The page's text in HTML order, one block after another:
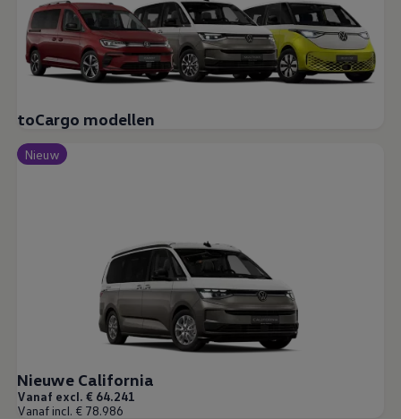
toCargo modellen
Nieuw
Nieuwe California
Vanaf excl. € 64.241
Vanaf incl. € 78.986